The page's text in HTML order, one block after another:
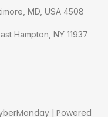
MD, USA 4508
Hampton, NY 11937
| Powered